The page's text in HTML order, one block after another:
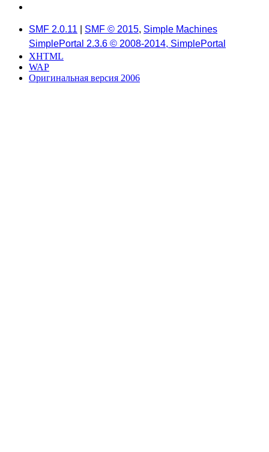
SMF 2.0.11 SMF © 2015, Simple Machines
SimplePortal 2.3.6 © 2008-2014, SimplePortal
XHTML
WAP
Оригинальная версия 2006